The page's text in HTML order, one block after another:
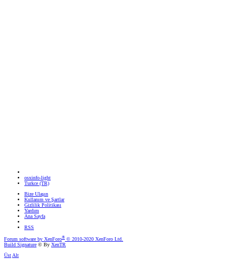
osxinfo-light
Turkce (TR)
Bize Ulaşın
Kullanım ve Şartlar
Gizlilik Politikası
Yardım
Ana Sayfa
RSS
Forum software by XenForo® © 2010-2020 XenForo Ltd.
Build Signature © By XenTR
ÜstAlt